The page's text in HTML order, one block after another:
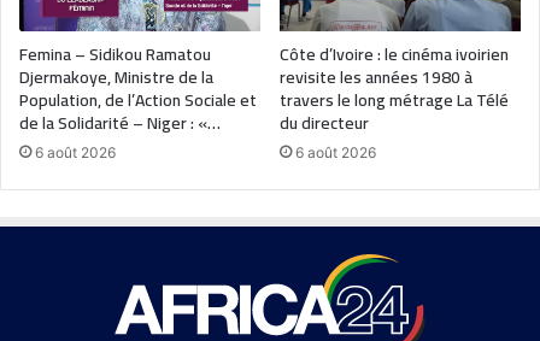
Femina – Sidikou Ramatou
Djermakoye, Ministre de la
Population, de l’Action Sociale et
de la Solidarité – Niger : «…
6 août 2026
Côte d’Ivoire : le cinéma ivoirien
revisite les années 1980 à
travers le long métrage La Télé
du directeur
6 août 2026